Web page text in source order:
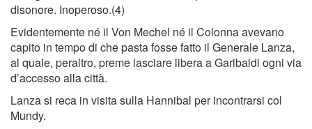
disonore. Inoperoso.(4)
Evidentemente né il Von Mechel né il Colonna avevano
capito in tempo di che pasta fosse fatto il Generale Lanza,
al quale, peraltro, preme lasciare libera a Garibaldi ogni via
d’accesso alla città.
Lanza si reca in visita sulla Hannibal per incontrarsi col
Mundy.